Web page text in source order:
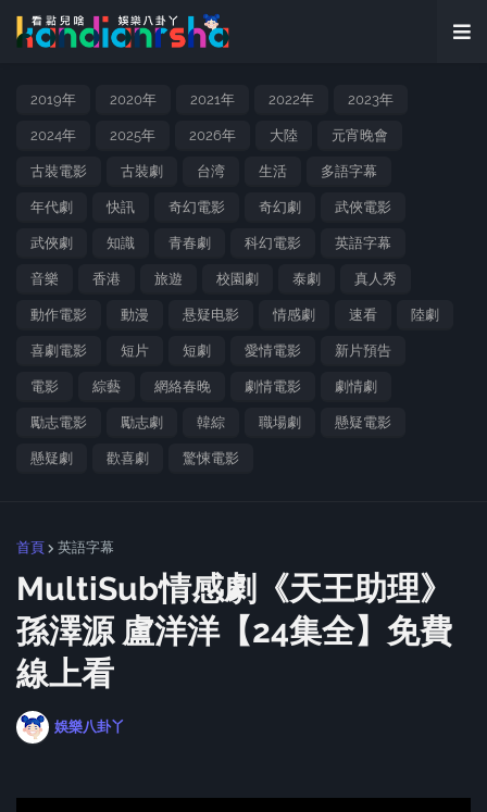
2019年 2020年 2021年 2022年 2023年
2024年 2025年 2026年 大陸 元宵晚會
古裝電影 古裝劇 台湾 生活 多語字幕
年代劇 快訊 奇幻電影 奇幻劇 武俠電影
武俠劇 知識 青春劇 科幻電影 英語字幕
音樂 香港 旅遊 校園劇 泰劇 真人秀
動作電影 動漫 悬疑电影 情感劇 速看 陸劇
喜劇電影 短片 短劇 愛情電影 新片預告
電影 綜藝 網絡春晚 劇情電影 劇情劇
勵志電影 勵志劇 韓綜 職場劇 懸疑電影
懸疑劇 歡喜劇 驚悚電影
首頁 英語字幕
MultiSub情感劇《天王助理》
孫澤源 盧洋洋【24集全】免費
線上看
娛樂八卦丫